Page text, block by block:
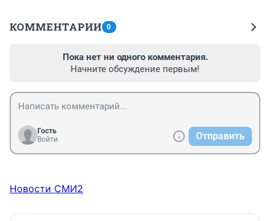
КОММЕНТАРИИ 0
Пока нет ни одного комментария.
Начните обсуждение первым!
Гость
Войти
Отправить
Новости СМИ2